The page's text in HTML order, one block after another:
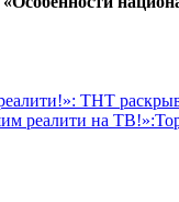
ТНТ
реалити на